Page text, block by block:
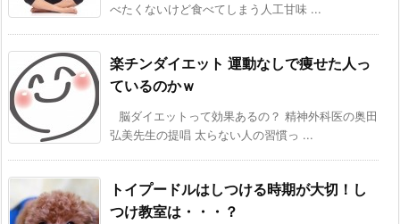
べたくないけど食べてしまう人工甘味 ...
楽チンダイエット 運動なしで痩せた人っ
ているのかｗ
脳ダイエットって効果あるの？ 精神外科医の奥田
弘美先生の提唱 太らない人の習慣っ ...
トイプードルはしつける時期が大切！し
つけ教室は・・・？